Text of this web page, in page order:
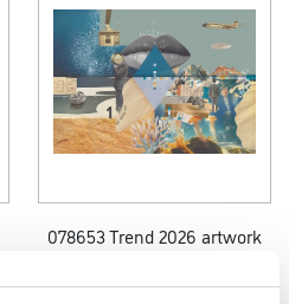
078653 Trend 2026 artwork
ArtCards erweitert